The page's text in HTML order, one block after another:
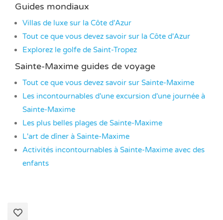
Guides mondiaux
Villas de luxe sur la Côte d'Azur
Tout ce que vous devez savoir sur la Côte d'Azur
Explorez le golfe de Saint-Tropez
Sainte-Maxime guides de voyage
Tout ce que vous devez savoir sur Sainte-Maxime
Les incontournables d'une excursion d'une journée à
Sainte-Maxime
Les plus belles plages de Sainte-Maxime
L'art de dîner à Sainte-Maxime
Activités incontournables à Sainte-Maxime avec des
enfants